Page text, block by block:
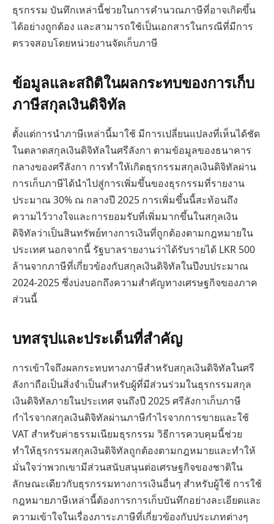
ธุรกรรม บันทึกเหล่านี้ช่วยในการคำนวณภาษีที่อาจเกิดขึ้น
ได้อย่างถูกต้อง และสามารถใช้เป็นเอกสารในกรณีที่มีการ
ตรวจสอบโดยหน่วยงานจัดเก็บภาษี
ข้อมูลและสถิติในผลกระทบของการเก็บ
ภาษีสกุลเงินดิจิทัล
ตั้งแต่การนำภาษีเหล่านี้มาใช้ มีการเปลี่ยนแปลงที่เห็นได้ชัด
ในตลาดสกุลเงินดิจิทัลในศรีลังกา ตามข้อมูลของธนาคาร
กลางของศรีลังกา การทำให้เกิดธุรกรรมสกุลเงินดิจิทัลผ่าน
การเก็บภาษีได้นำไปสู่การเพิ่มขึ้นของธุรกรรมที่รายงาน
ประมาณ 30% ณ กลางปี 2025 การเพิ่มขึ้นนี้สะท้อนถึง
ความไว้วางใจและการยอมรับที่เพิ่มมากขึ้นในสกุลเงิน
ดิจิทัลว่าเป็นสินทรัพย์ทางการเงินที่ถูกต้องตามกฎหมายใน
ประเทศ นอกจากนี้ รัฐบาลรายงานว่าได้รับรายได้ LKR 500
ล้านจากภาษีที่เกี่ยวข้องกับสกุลเงินดิจิทัลในปีงบประมาณ
2024-2025 ซึ่งบ่งบอกถึงความสำคัญทางเศรษฐกิจของภาค
ส่วนนี้
บทสรุปและประเด็นที่สำคัญ
การเข้าใจถึงผลกระทบทางภาษีสำหรับสกุลเงินดิจิทัลในศรี
ลังกาถือเป็นสิ่งจำเป็นสำหรับผู้ที่มีส่วนร่วมในธุรกรรมสกุล
เงินดิจิทัลภายในประเทศ จนถึงปี 2025 ศรีลังกาเก็บภาษี
กำไรจากสกุลเงินดิจิทัลผ่านภาษีกำไรจากการขายและใช้
VAT สำหรับค่าธรรมเนียมธุรกรรม วิธีการควบคุมนี้ช่วย
ทำให้ธุรกรรมสกุลเงินดิจิทัลถูกต้องตามกฎหมายและทำให้
มั่นใจว่าพวกเขามีส่วนสนับสนุนต่อเศรษฐกิจของชาติใน
ลักษณะเดียวกับธุรกรรมทางการเงินอื่นๆ สำหรับผู้ใช้ การใช้
กฎหมายภาษีเหล่านี้ต้องการการเก็บบันทึกอย่างละเอียดและ
ความเข้าใจในเรื่องภาระภาษีที่เกี่ยวข้องกับประเภทต่างๆ